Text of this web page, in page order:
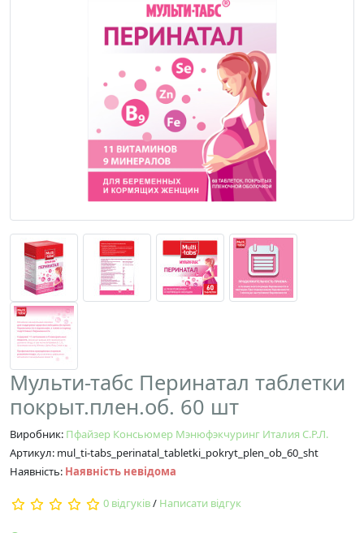
Мульти-табс Перинатал таблетки
покрыт.плен.об. 60 шт
Виробник: Пфайзер Консьюмер Мэнюфэкчуринг Италия С.Р.Л.
Артикул: mul_ti-tabs_perinatal_tabletki_pokryt_plen_ob_60_sht
Наявність: Наявність невідома
0 відгуків/ Написати відгук